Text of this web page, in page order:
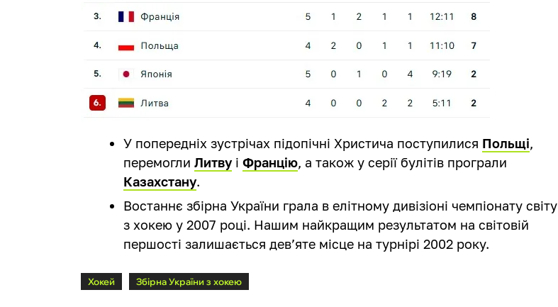
У попередніх зустрічах підопічні Христича поступилися Польщі,
перемоглиЛитвуіФранцію, а також у серії булітів програли
Казахстану.
Востаннє збірна України грала в елітному дивізіоні чемпіонату світу
з хокею у 2007 році. Нашим найкращим результатом на світовій
першості залишається дев’яте місце на турнірі 2002 року.
Хокей Збірна України з хокею